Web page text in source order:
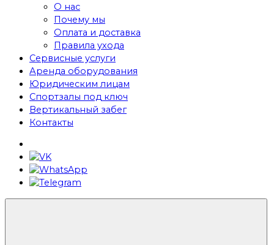
О нас
Почему мы
Оплата и доставка
Правила ухода
Сервисные услуги
Аренда оборудования
Юридическим лицам
Спортзалы под ключ
Вертикальный забег
Контакты